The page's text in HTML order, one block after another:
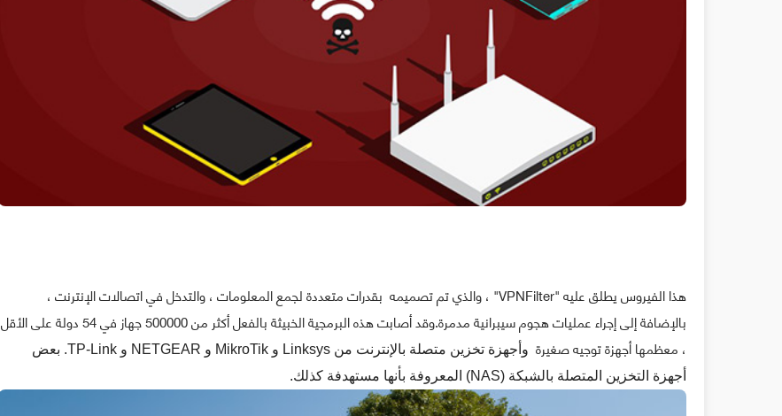
هذا الفيروس يطلق عليه "VPNFilter" ، والذي تم تصميمه بقدرات متعددة لجمع المعلومات ، والتدخل في اتصالات الإنترنت ،
بالإضافة إلى إجراء عمليات هجوم سيبرانية مدمرة.وقد أصابت هذه البرمجية الخبيثة بالفعل أكثر من 500000 جهاز في 54 دولة على الأقل
، معظمها أجهزة توجيه صغيرة وأجهزة تخزين متصلة بالإنترنت من Linksys و MikroTik و NETGEAR و TP-Link.
بعض
أجهزة التخزين المتصلة بالشبكة (NAS) المعروفة بأنها مستهدفة كذلك.